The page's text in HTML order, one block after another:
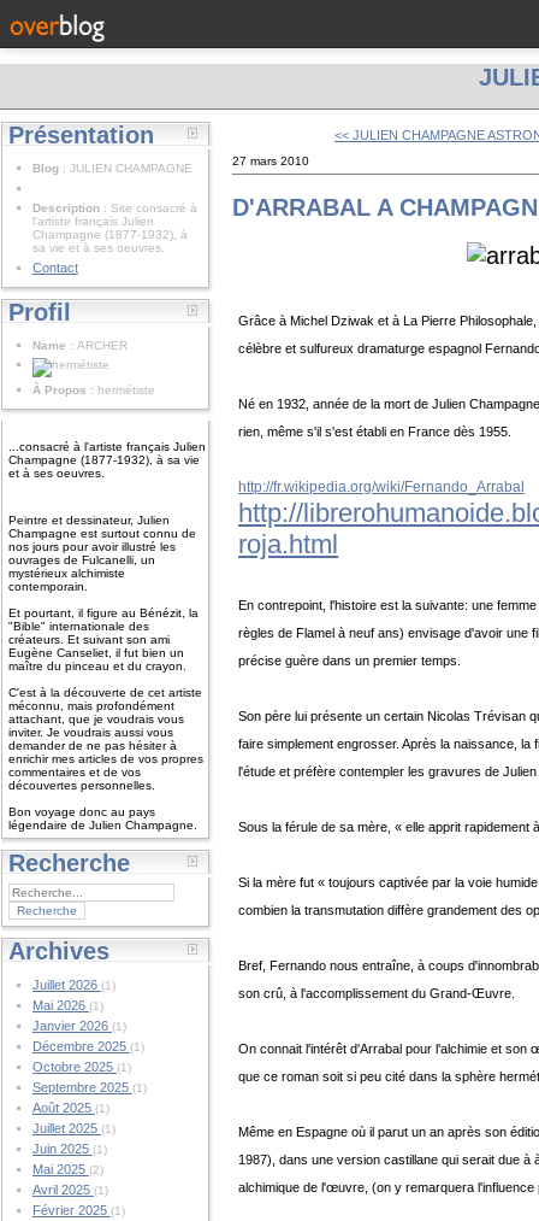
Présentation
Blog : JULIEN CHAMPAGNE
Description : Site consacré à
l'artiste français Julien
Champagne (1877-1932), à
sa vie et à ses oeuvres.
Contact
Profil
Name : ARCHER
À Propos : hermétiste
...consacré à l'artiste français Julien
Champagne (1877-1932), à sa vie
et à ses oeuvres.
Peintre et dessinateur, Julien
Champagne est surtout connu de
nos jours pour avoir illustré les
ouvrages de Fulcanelli, un
mystérieux alchimiste
contemporain.
Et pourtant, il figure au Bénézit, la
"Bible" internationale des
créateurs. Et suivant son ami
Eugène Canseliet, il fut bien un
maître du pinceau et du crayon.
C'est à la découverte de cet artiste
méconnu, mais profondément
attachant, que je voudrais vous
inviter. Je voudrais aussi vous
demander de ne pas hésiter à
enrichir mes articles de vos propres
commentaires et de vos
découvertes personnelles.
Bon voyage donc au pays
légendaire de Julien Champagne.
Recherche
Archives
Juillet 2026 (1)
Mai 2026 (1)
Janvier 2026 (1)
Décembre 2025 (1)
Octobre 2025 (1)
Septembre 2025 (1)
Août 2025 (1)
Juillet 2025 (1)
Juin 2025 (1)
Mai 2025 (2)
Avril 2025 (1)
Février 2025 (1)
<< JULIEN CHAMPAGNE
27 mars 2010
D'ARRABAL A
Grâce à Michel Dziwak et à La Pierre
célèbre et sulfureux dramaturge espagnol
Né en 1932, année de la mort de Julien
rien, même s'il s'est établi en France dès 1955.
http://fr.wikipedia.org/wiki/Fernando_Arrabal
http://
roja.html
En contrepoint, l'histoire est la suivante: une
règles de Flamel à neuf ans) envisage d'avoir
précise guère dans un premier temps.
Son père lui présente un certain Nicolas Trévisan
faire simplement engrosser. Après la naissance,
l'étude et préfère contempler les gravures de
Sous la férule de sa mère, « elle apprit
Si la mère fut « toujours captivée par la voie
combien la transmutation diffère grandement des
Bref, Fernando nous entraîne, à coups
son crû, à l'accomplissement du Grand-Œuvre.
On connait l'intérêt d'Arrabal pour l'alchimie et
que ce roman soit si peu cité dans la sphère
Même en Espagne où il parut un an après son
1987), dans une version castillane qui serait due
alchimique de l'œuvre, (on y remarquera l'influence